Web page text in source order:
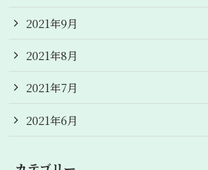
2021年9月
2021年8月
2021年7月
2021年6月